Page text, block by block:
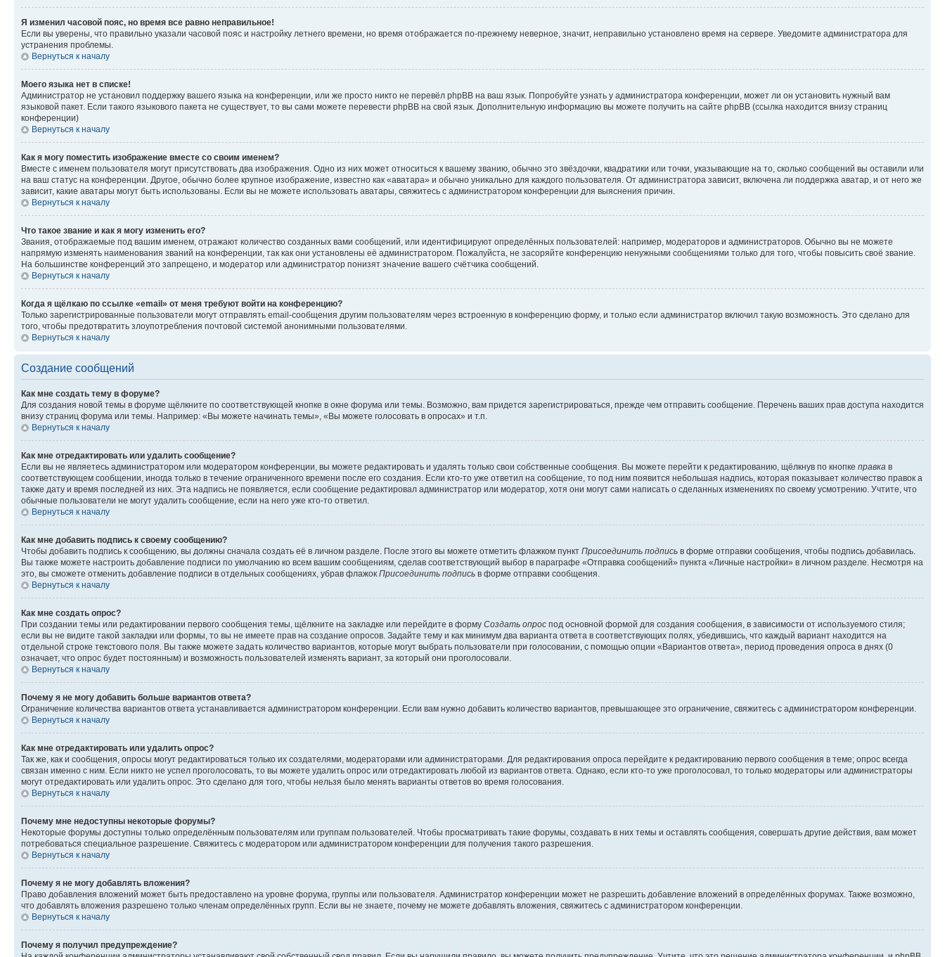
Я изменил часовой пояс, но время все равно неправильное!
Если вы уверены, что правильно указали часовой пояс и настройку летнего времени, но время отображается по-прежнему неверное, значит, неправильно установлено время на сервере. Уведомите администратора для
устранения проблемы.
Вернуться к началу
Моего языка нет в списке!
Администратор не установил поддержку вашего языка на конференции, или же просто никто не перевёл phpBB на ваш язык. Попробуйте узнать у администратора конференции, может ли он установить нужный вам
языковой пакет. Если такого языкового пакета не существует, то вы сами можете перевести phpBB на свой язык. Дополнительную информацию вы можете получить на сайте phpBB (ссылка находится внизу страниц
конференции)
Вернуться к началу
Как я могу поместить изображение вместе со своим именем?
Вместе с именем пользователя могут присутствовать два изображения. Одно из них может относиться к вашему званию, обычно это звёздочки, квадратики или точки, указывающие на то, сколько сообщений вы оставили или
на ваш статус на конференции. Другое, обычно более крупное изображение, известно как «аватара» и обычно уникально для каждого пользователя. От администратора зависит, включена ли поддержка аватар, и от него же
зависит, какие аватары могут быть использованы. Если вы не можете использовать аватары, свяжитесь с администратором конференции для выяснения причин.
Вернуться к началу
Что такое звание и как я могу изменить его?
Звания, отображаемые под вашим именем, отражают количество созданных вами сообщений, или идентифицируют определённых пользователей: например, модераторов и администраторов. Обычно вы не можете
напрямую изменять наименования званий на конференции, так как они установлены её администратором. Пожалуйста, не засоряйте конференцию ненужными сообщениями только для того, чтобы повысить своё звание.
На большинстве конференций это запрещено, и модератор или администратор понизят значение вашего счётчика сообщений.
Вернуться к началу
Когда я щёлкаю по ссылке «email» от меня требуют войти на конференцию?
Только зарегистрированные пользователи могут отправлять email-сообщения другим пользователям через встроенную в конференцию форму, и только если администратор включил такую возможность. Это сделано для
того, чтобы предотвратить злоупотребления почтовой системой анонимными пользователями.
Вернуться к началу
Создание сообщений
Как мне создать тему в форуме?
Для создания новой темы в форуме щёлкните по соответствующей кнопке в окне форума или темы. Возможно, вам придется зарегистрироваться, прежде чем отправить сообщение. Перечень ваших прав доступа находится
внизу страниц форума или темы. Например: «Вы можете начинать темы», «Вы можете голосовать в опросах» и т.п.
Вернуться к началу
Как мне отредактировать или удалить сообщение?
Если вы не являетесь администратором или модератором конференции, вы можете редактировать и удалять только свои собственные сообщения. Вы можете перейти к редактированию, щёлкнув по кнопке правка в
соответствующем сообщении, иногда только в течение ограниченного времени после его создания. Если кто-то уже ответил на сообщение, то под ним появится небольшая надпись, которая показывает количество правок а
также дату и время последней из них. Эта надпись не появляется, если сообщение редактировал администратор или модератор, хотя они могут сами написать о сделанных изменениях по своему усмотрению. Учтите, что
обычные пользователи не могут удалить сообщение, если на него уже кто-то ответил.
Вернуться к началу
Как мне добавить подпись к своему сообщению?
Чтобы добавить подпись к сообщению, вы должны сначала создать её в личном разделе. После этого вы можете отметить флажком пункт Присоединить подпись в форме отправки сообщения, чтобы подпись добавилась.
Вы также можете настроить добавление подписи по умолчанию ко всем вашим сообщениям, сделав соответствующий выбор в параграфе «Отправка сообщений» пункта «Личные настройки» в личном разделе. Несмотря на
это, вы сможете отменить добавление подписи в отдельных сообщениях, убрав флажок Присоединить подпись в форме отправки сообщения.
Вернуться к началу
Как мне создать опрос?
При создании темы или редактировании первого сообщения темы, щёлкните на закладке или перейдите в форму Создать опрос под основной формой для создания сообщения, в зависимости от используемого стиля;
если вы не видите такой закладки или формы, то вы не имеете прав на создание опросов. Задайте тему и как минимум два варианта ответа в соответствующих полях, убедившись, что каждый вариант находится на
отдельной строке текстового поля. Вы также можете задать количество вариантов, которые могут выбрать пользователи при голосовании, с помощью опции «Вариантов ответа», период проведения опроса в днях (0
означает, что опрос будет постоянным) и возможность пользователей изменять вариант, за который они проголосовали.
Вернуться к началу
Почему я не могу добавить больше вариантов ответа?
Ограничение количества вариантов ответа устанавливается администратором конференции. Если вам нужно добавить количество вариантов, превышающее это ограничение, свяжитесь с администратором конференции.
Вернуться к началу
Как мне отредактировать или удалить опрос?
Так же, как и сообщения, опросы могут редактироваться только их создателями, модераторами или администраторами. Для редактирования опроса перейдите к редактированию первого сообщения в теме; опрос всегда
связан именно с ним. Если никто не успел проголосовать, то вы можете удалить опрос или отредактировать любой из вариантов ответа. Однако, если кто-то уже проголосовал, то только модераторы или администраторы
могут отредактировать или удалить опрос. Это сделано для того, чтобы нельзя было менять варианты ответов во время голосования.
Вернуться к началу
Почему мне недоступны некоторые форумы?
Некоторые форумы доступны только определённым пользователям или группам пользователей. Чтобы просматривать такие форумы, создавать в них темы и оставлять сообщения, совершать другие действия, вам может
потребоваться специальное разрешение. Свяжитесь с модератором или администратором конференции для получения такого разрешения.
Вернуться к началу
Почему я не могу добавлять вложения?
Право добавления вложений может быть предоставлено на уровне форума, группы или пользователя. Администратор конференции может не разрешить добавление вложений в определённых форумах. Также возможно,
что добавлять вложения разрешено только членам определённых групп. Если вы не знаете, почему не можете добавлять вложения, свяжитесь с администратором конференции.
Вернуться к началу
Почему я получил предупреждение?